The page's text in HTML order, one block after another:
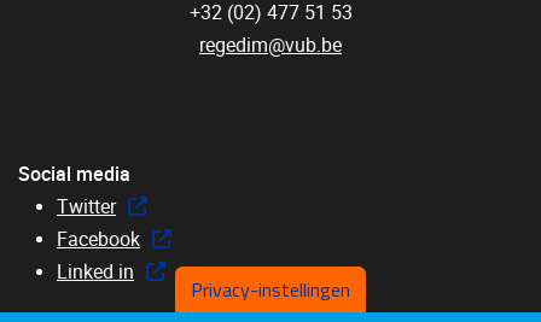
+32 (02) 477 51 53
regedim@vub.be
Social media
Twitter
Facebook
Linked in
Privacy-instellingen